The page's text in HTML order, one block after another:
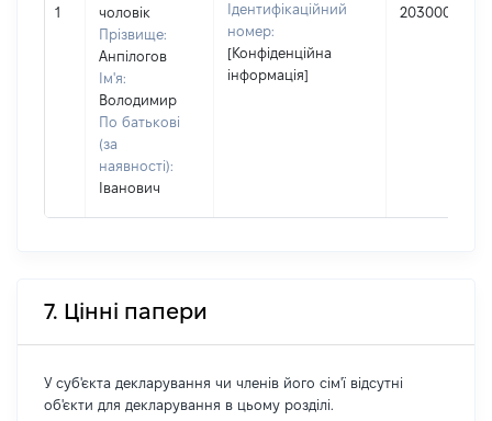
1
чоловік
Прізвище:
Анпілогов
Ім'я:
Володимир
По батькові
(за
наявності):
Іванович
Ідентифікаційний
номер:
[Конфіденційна
інформація]
203000
7. Цінні папери
У суб'єкта декларування чи членів його сім'ї відсутні
об'єкти для декларування в цьому розділі.